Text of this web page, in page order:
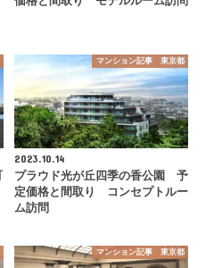
マンション記事 東京都
2023.10.14
プラウド光が丘四季の香公園 予
定価格と間取り コンセプトルー
ム訪問
マンション記事 東京都